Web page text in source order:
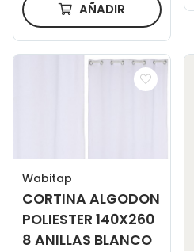
AÑADIR
Wabitap
CORTINA ALGODON
POLIESTER 140X260
8 ANILLAS BLANCO